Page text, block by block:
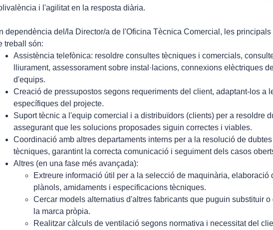
i l'agilitat en la resposta diària.
dependència del/la Director/a de l'Oficina Tècnica Comercial, les
treball són:
Assistència telefònica: resoldre consultes tècniques i comercials,
lliurament, assessorament sobre instal·lacions, connexions elèctriques
d'equips.
Creació de pressupostos segons requeriments del client, adaptant-los a
específiques del projecte.
Suport tècnic a l'equip comercial i a distribuïdors (clients) per a resoldre
assegurant que les solucions proposades siguin correctes i viables.
Coordinació amb altres departaments interns per a la resolució de
tècniques, garantint la correcta comunicació i seguiment dels casos
Altres (en una fase més avançada):
Extreure informació útil per a la selecció de maquinària, elaboració
plànols, amidaments i especificacions tècniques.
Cercar models alternatius d'altres fabricants que puguin substituir
la marca pròpia.
Realitzar càlculs de ventilació segons normativa i necessitat del